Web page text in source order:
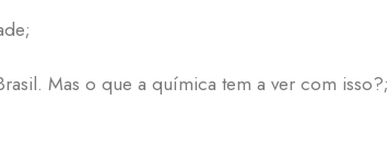
Mas o que a química tem a ver com isso?;